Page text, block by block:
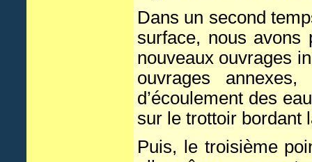
Dans un second
surface, nous avons
nouveaux ouvrages
ouvrages
d’écoulement des
sur le trottoir bordant
Puis, le troisième